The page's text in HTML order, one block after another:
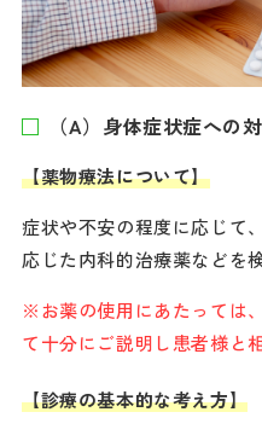
（A）身体症状症への
【薬物療法について】
症状や不安の程度に応じて
応じた内科的治療薬などを
※お薬の使用にあたっては
て十分にご説明し患者様と
【診療の基本的な考え方】